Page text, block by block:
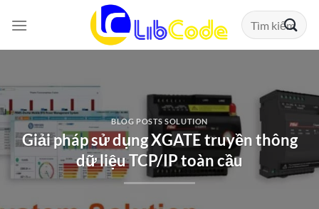
đến
Tìm
kiếm:
BLOG POSTS SOLUTION
Giải pháp sử dụng XGATE truyền thông
dữ liệu TCP/IP toàn cầu